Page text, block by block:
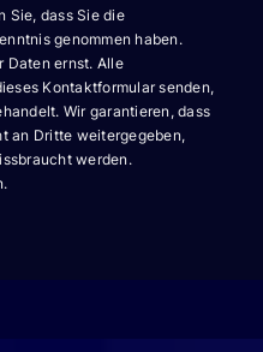
Sie, dass Sie die
genommen haben.
Daten ernst. Alle
Kontaktformular senden,
Wir garantieren, dass
an Dritte weitergegeben,
werden.